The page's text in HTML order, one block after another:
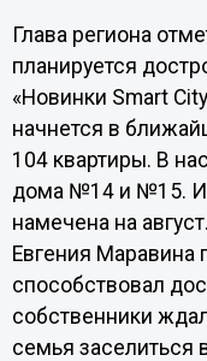
Глава региона
планируется
«Новинки Smart
начнется в
104 квартиры. В
дома №14 и №15.
намечена на
Евгения Маравина
способствовал
собственники
семья заселиться